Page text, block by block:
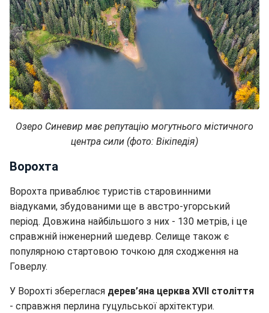
Озеро Синевир має репутацію могутнього містичного
центра сили (фото: Вікіпедія)
Ворохта
Ворохта приваблює туристів старовинними
віадуками, збудованими ще в австро-угорський
період. Довжина найбільшого з них - 130 метрів, і це
справжній інженерний шедевр. Селище також є
популярною стартовою точкою для сходження на
Говерлу.
У Ворохті збереглася дерев’яна церква XVII століття
- справжня перлина гуцульської архітектури.